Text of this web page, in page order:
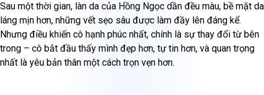
Sau một thời gian, làn da của Hồng Ngọc dần đều màu, bề mặt da
láng mịn hơn, những vết sẹo sâu được làm đầy lên đáng kể.
Nhưng điều khiến cô hạnh phúc nhất, chính là sự thay đổi từ bên
trong – cô bắt đầu thấy mình đẹp hơn, tự tin hơn, và quan trọng
nhất là yêu bản thân một cách trọn vẹn hơn.